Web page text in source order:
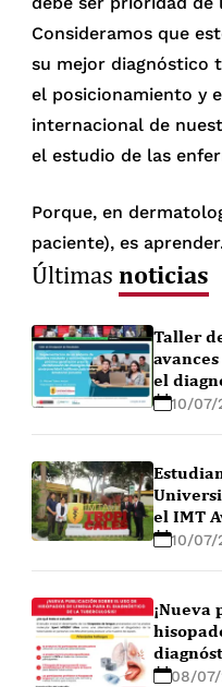
Consideramos que
su mejor diagnóstico
el posicionamiento y
internacional de
el estudio de las
Porque, en
paciente), es
Últimasnoticias
Taller
el
febriles
10/07/
el IMT
de10/07/
¡Nueva
08/